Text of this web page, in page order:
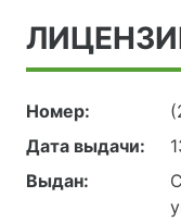
Номер:
Дата выдачи:
Выдан: